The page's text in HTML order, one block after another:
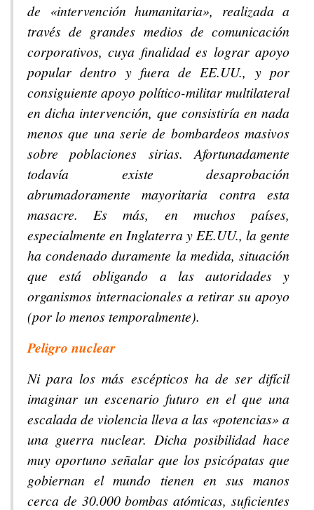
de «intervención humanitaria», realizada a
través de grandes medios de comunicación
corporativos, cuya finalidad es lograr apoyo
popular dentro y fuera de EE.UU., y por
consiguiente apoyo político-militar multilateral
en dicha intervención, que consistiría en nada
menos que una serie de bombardeos masivos
sobre poblaciones sirias. Afortunadamente
todavía existe desaprobación
abrumadoramente mayoritaria contra esta
masacre. Es más, en muchos países,
especialmente en Inglaterra y EE.UU., la gente
ha condenado duramente la medida, situación
que está obligando a las autoridades y
organismos internacionales a retirar su apoyo
(por lo menos temporalmente).
Peligro nuclear
Ni para los más escépticos ha de ser difícil
imaginar un escenario futuro en el que una
escalada de violencia lleva a las «potencias» a
una guerra nuclear. Dicha posibilidad hace
muy oportuno señalar que los psicópatas que
gobiernan el mundo tienen en sus manos
cerca de 30.000 bombas atómicas, suficientes